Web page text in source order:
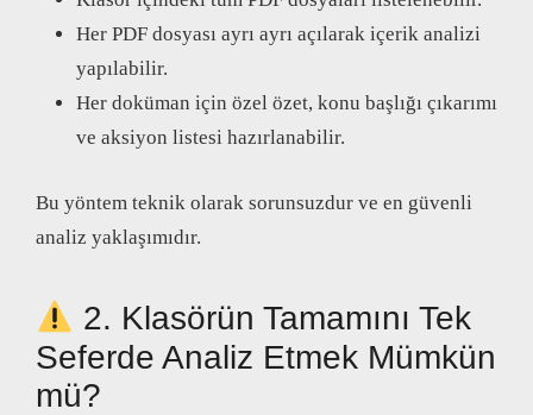
Her PDF dosyası ayrı ayrı açılarak içerik analizi
yapılabilir.
Her doküman için özel özet, konu başlığı çıkarımı
ve aksiyon listesi hazırlanabilir.
Bu yöntem teknik olarak sorunsuzdur ve en güvenli
analiz yaklaşımıdır.
2. Klasörün Tamamını Tek
Seferde Analiz Etmek Mümkün
mü?